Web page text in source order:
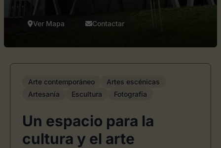
Ver Mapa Contactar
Arte contemporáneo
Artes escénicas
Artesanía
Escultura Fotografía
Un espacio para la
cultura y el arte